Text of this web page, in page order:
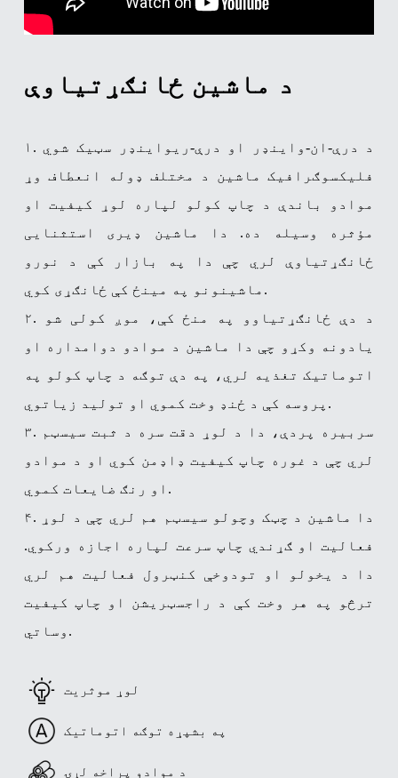
د ماشین ځانګړتیاوې
۱. د درې-ان-واینډر او درې-ریواینډر سټیک شوي
فلیکسوګرافیک ماشین د مختلف ډوله انعطاف وړ
موادو باندې د چاپ کولو لپاره لوړ کیفیت او
مؤثره وسیله ده. دا ماشین ډیری استثنایی
ځانګړتیاوې لري چې دا په بازار کې د نورو
ماشینونو په مینځ کې ځانګړی کوي.
۲. د دې ځانګړتیاوو په منځ کې، موږ کولی شو
یادونه وکړو چې دا ماشین د موادو دوامداره او
اتوماتیک تغذیه لري، په دې توګه د چاپ کولو په
پروسه کې د ځنډ وخت کموي او تولید زیاتوي.
۳. سربیره پردې، دا د لوړ دقت سره د ثبت سیسټم
لري چې د غوره چاپ کیفیت ډاډمن کوي ​​او د موادو
او رنګ ضایعات کموي.
۴. دا ماشین د چټک وچولو سیسټم هم لري چې د لوړ
فعالیت او ګړندي چاپ سرعت لپاره اجازه ورکوي.
دا د یخولو او تودوخې کنټرول فعالیت هم لري
ترڅو په هر وخت کې د راجسټریشن او چاپ کیفیت
وساتي.
لوړ موثریت
په بشپړه توګه اتوماتیک
د موادو پراخه لړۍ